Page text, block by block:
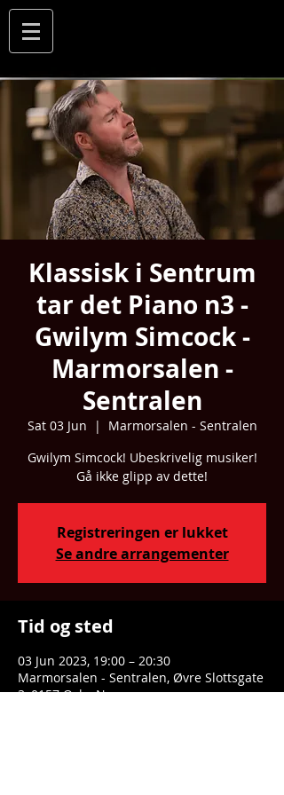
Klassisk i Sentrum
tar det Piano n3 -
Gwilym Simcock -
Marmorsalen -
Sentralen
Sat 03 Jun
  |
Marmorsalen - Sentralen
Gwilym Simcock! Ubeskrivelig musiker!
Gå ikke glipp av dette!
Registreringen er lukket
Se andre arrangementer
Tid og sted
03 Jun 2023, 19:00 – 20:30
Marmorsalen - Sentralen, Øvre Slottsgate
3, 0157 Oslo, Norge